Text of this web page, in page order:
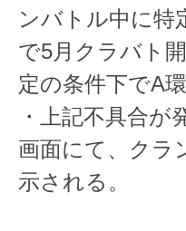
ンバトル中に特
で5月クラバト
定の条件下でA
・上記不具合
画面にて、クラ
示される。